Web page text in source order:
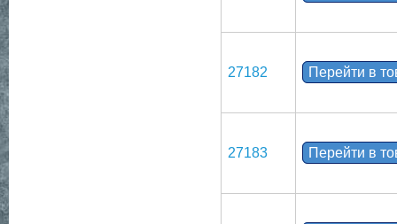
27182 Перейти в
27183 Перейти в